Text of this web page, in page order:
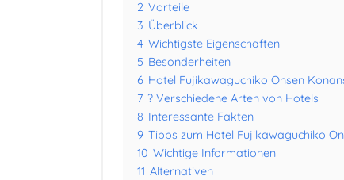
2 Vorteile
3 Überblick
4 Wichtigste Eigenschaften
5 Besonderheiten
6 Hotel Fujikawaguchiko Onsen
7 ? Verschiedene Arten von Hotels
8 Interessante Fakten
9 Tipps zum Hotel Fujikawaguchiko
10 Wichtige Informationen
11 Alternativen